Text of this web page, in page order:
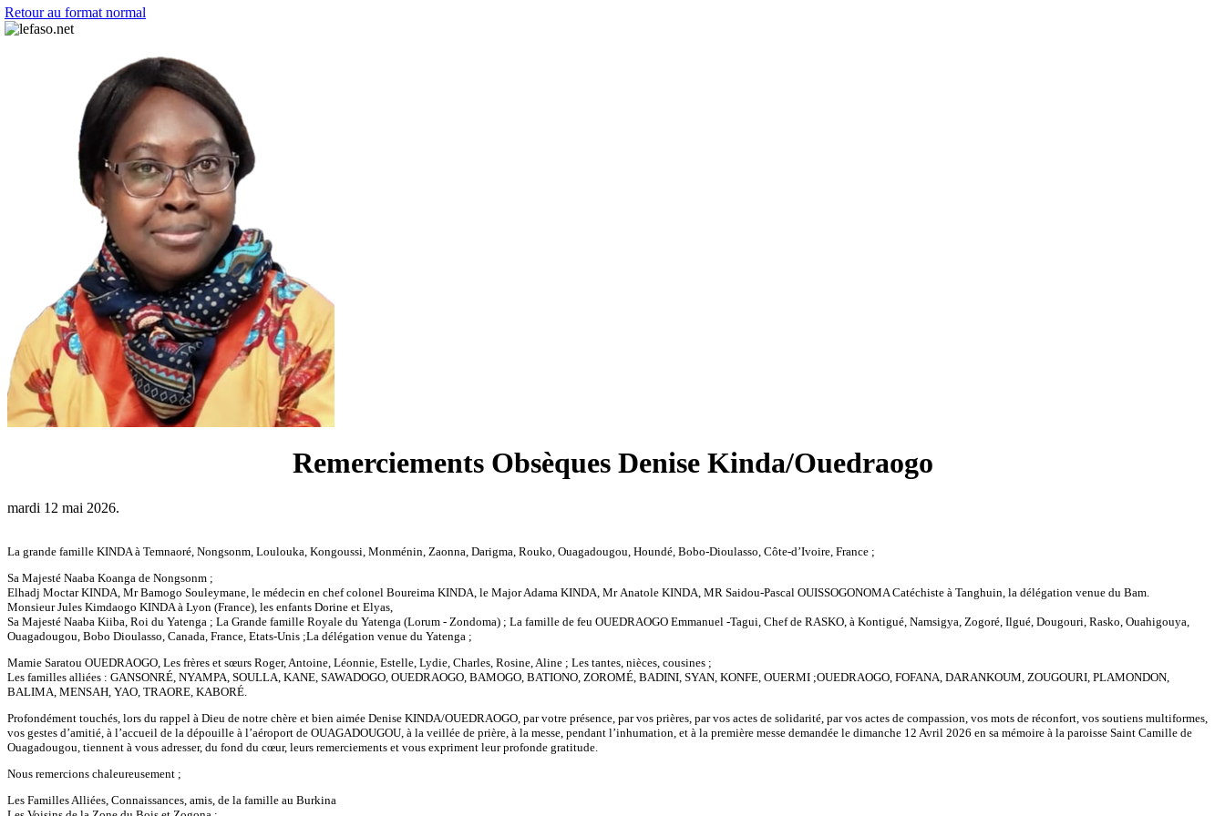
Retour au format normal
Remerciements Obsèques Denise Kinda/Ouedraogo
mardi 12 mai 2026.
La grande famille KINDA à Temnaoré, Nongsonm, Loulouka, Kongoussi, Monménin, Zaonna, Darigma, Rouko, Ouagadougou, Houndé, Bobo-Dioulasso, Côte-d’Ivoire, France ;
Sa Majesté Naaba Koanga de Nongsonm ;
Elhadj Moctar KINDA, Mr Bamogo Souleymane, le médecin en chef colonel Boureima KINDA, le Major Adama KINDA, Mr Anatole KINDA, MR Saidou-Pascal OUISSOGONOMA Catéchiste à Tanghuin, la délégation venue du Bam.
Monsieur Jules Kimdaogo KINDA à Lyon (France), les enfants Dorine et Elyas,
Sa Majesté Naaba Kiiba, Roi du Yatenga ; La Grande famille Royale du Yatenga (Lorum - Zondoma) ; La famille de feu OUEDRAOGO Emmanuel -Tagui, Chef de RASKO, à Kontigué, Namsigya, Zogoré, Ilgué, Dougouri, Rasko, Ouahigouya,
Ouagadougou, Bobo Dioulasso, Canada, France, Etats-Unis ;La délégation venue du Yatenga ;
Mamie Saratou OUEDRAOGO, Les frères et sœurs Roger, Antoine, Léonnie, Estelle, Lydie, Charles, Rosine, Aline ; Les tantes, nièces, cousines ;
Les familles alliées : GANSONRÉ, NYAMPA, SOULLA, KANE, SAWADOGO, OUEDRAOGO, BAMOGO, BATIONO, ZOROMÉ, BADINI, SYAN, KONFE, OUERMI ;OUEDRAOGO, FOFANA, DARANKOUM, ZOUGOURI, PLAMONDON,
BALIMA, MENSAH, YAO, TRAORE, KABORÉ.
Profondément touchés, lors du rappel à Dieu de notre chère et bien aimée Denise KINDA/OUEDRAOGO, par votre présence, par vos prières, par vos actes de solidarité, par vos actes de compassion, vos mots de réconfort, vos soutiens multiformes,
vos gestes d’amitié, à l’accueil de la dépouille à l’aéroport de OUAGADOUGOU, à la veillée de prière, à la messe, pendant l’inhumation, et à la première messe demandée le dimanche 12 Avril 2026 en sa mémoire à la paroisse Saint Camille de
Ouagadougou, tiennent à vous adresser, du fond du cœur, leurs remerciements et vous expriment leur profonde gratitude.
Nous remercions chaleureusement ;
Les Familles Alliées, Connaissances, amis, de la famille au Burkina